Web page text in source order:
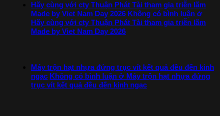
Hãy cùng với cty Thuận Phát Tài tham gia triễn lãm
Made by Viet Nam Day 2026 Không có bình luận ở
Hãy cùng với cty Thuận Phát Tài tham gia triễn lãm
Made by Viet Nam Day 2026
Máy trộn hạt nhựa đứng trục vít kết quả đều đến kinh
ngạc Không có bình luận ở Máy trộn hạt nhựa đứng
trục vít kết quả đều đến kinh ngạc